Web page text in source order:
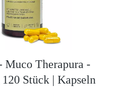
Muco Therapura -
Stück | Kapseln